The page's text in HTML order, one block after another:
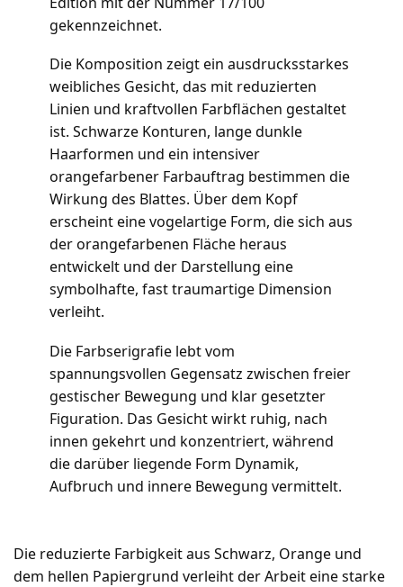
gekennzeichnet.
Die Komposition zeigt ein ausdrucksstarkes
weibliches Gesicht, das mit reduzierten
Linien und kraftvollen Farbflächen gestaltet
ist. Schwarze Konturen, lange dunkle
Haarformen und ein intensiver
orangefarbener Farbauftrag bestimmen die
Wirkung des Blattes. Über dem Kopf
erscheint eine vogelartige Form, die sich aus
der orangefarbenen Fläche heraus
entwickelt und der Darstellung eine
symbolhafte, fast traumartige Dimension
verleiht.
Die Farbserigrafie lebt vom
spannungsvollen Gegensatz zwischen freier
gestischer Bewegung und klar gesetzter
Figuration. Das Gesicht wirkt ruhig, nach
innen gekehrt und konzentriert, während
die darüber liegende Form Dynamik,
Aufbruch und innere Bewegung vermittelt.
Die reduzierte Farbigkeit aus Schwarz, Orange und
dem hellen Papiergrund verleiht der Arbeit eine starke